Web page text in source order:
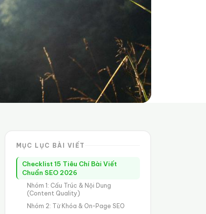
MỤC LỤC BÀI VIẾT
Checklist 15 Tiêu Chí Bài Viết
Chuẩn SEO 2026
Nhóm 1: Cấu Trúc & Nội Dung
(Content Quality)
Nhóm 2: Từ Khóa & On-Page SEO